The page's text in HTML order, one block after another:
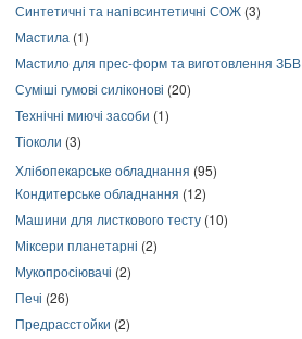
Синтетичні та напівсинтетичні СОЖ (3)
Мастила (1)
Мастило для прес-форм та виготовлення ЗБВ
Суміші гумові силіконові (20)
Технічні миючі засоби (1)
Тіоколи (3)
Хлібопекарське обладнання (95)
Кондитерське обладнання (12)
Машини для листкового тесту (10)
Міксери планетарні (2)
Мукопросіювачі (2)
Печі (26)
Предрасстойки (2)